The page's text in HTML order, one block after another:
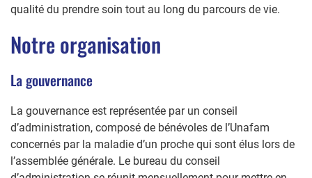
qualité du prendre soin tout au long du parcours de vie.
Notre organisation
La gouvernance
La gouvernance est représentée par un conseil
d’administration, composé de bénévoles de l’Unafam
concernés par la maladie d’un proche qui sont élus lors de
l’assemblée générale. Le bureau du conseil